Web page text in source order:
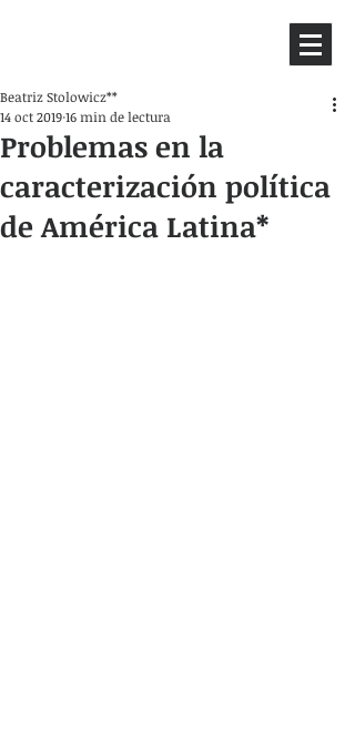
Problemas en la
caracterización política
de América Latina*
Beatriz Stolowicz**
14 oct 201916 min de lectura